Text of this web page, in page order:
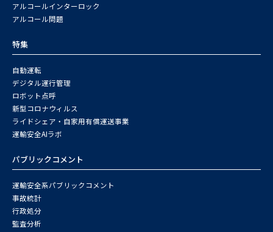
アルコールインターロック
アルコール問題
特集
自動運転
デジタル運行管理
ロボット点呼
新型コロナウィルス
ライドシェア・自家用有償運送事業
運輸安全AIラボ
パブリックコメント
運輸安全系パブリックコメント
事故統計
行政処分
監査分析